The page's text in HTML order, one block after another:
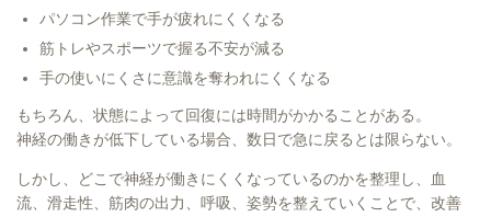
パソコン作業で手が疲れにくくなる
筋トレやスポーツで握る不安が減る
手の使いにくさに意識を奪われにくくなる
もちろん、状態によって回復には時間がかかることがある。
神経の働きが低下している場合、数日で急に戻るとは限らない。
しかし、どこで神経が働きにくくなっているのかを整理し、血
流、滑走性、筋肉の出力、呼吸、姿勢を整えていくことで、改善